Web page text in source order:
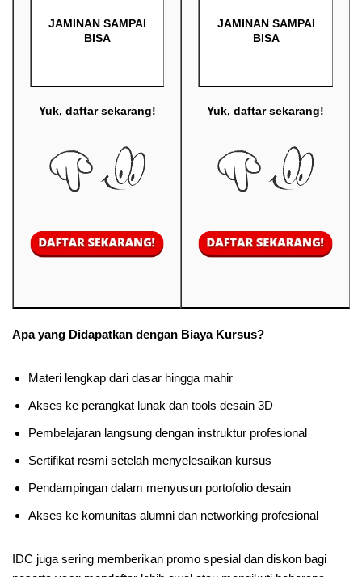
JAMINAN SAMPAI
BISA
Yuk, daftar sekarang!
JAMINAN SAMPAI
BISA
Yuk, daftar sekarang!
Apa yang Didapatkan dengan Biaya Kursus?
Materi lengkap dari dasar hingga mahir
Akses ke perangkat lunak dan tools desain 3D
Pembelajaran langsung dengan instruktur profesional
Sertifikat resmi setelah menyelesaikan kursus
Pendampingan dalam menyusun portofolio desain
Akses ke komunitas alumni dan networking profesional
IDC juga sering memberikan promo spesial dan diskon bagi